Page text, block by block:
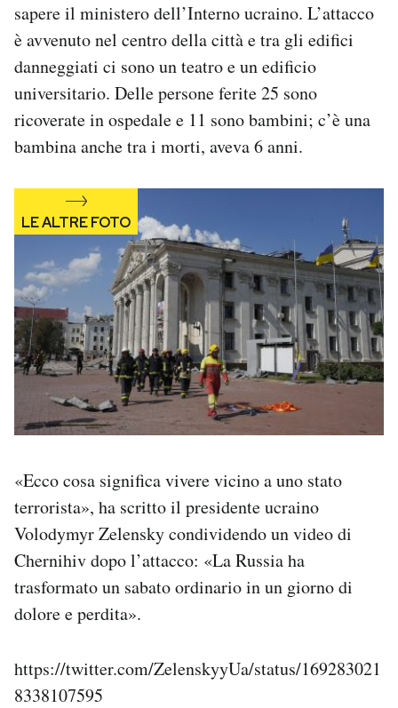
Newsletter
Notifiche mobile
Regala il Post
Hai bisogno di aiuto?
Esci
sapere il ministero dell’Interno ucraino. L’attacco
è avvenuto nel centro della città e tra gli edifici
danneggiati ci sono un teatro e un edificio
universitario. Delle persone ferite 25 sono
ricoverate in ospedale e 11 sono bambini; c’è una
bambina anche tra i morti, aveva 6 anni.
«Ecco cosa significa vivere vicino a uno stato
terrorista», ha scritto il presidente ucraino
Volodymyr Zelensky condividendo un video di
Chernihiv dopo l’attacco: «La Russia ha
trasformato un sabato ordinario in un giorno di
dolore e perdita».
https://twitter.com/ZelenskyyUa/status/169283021
8338107595